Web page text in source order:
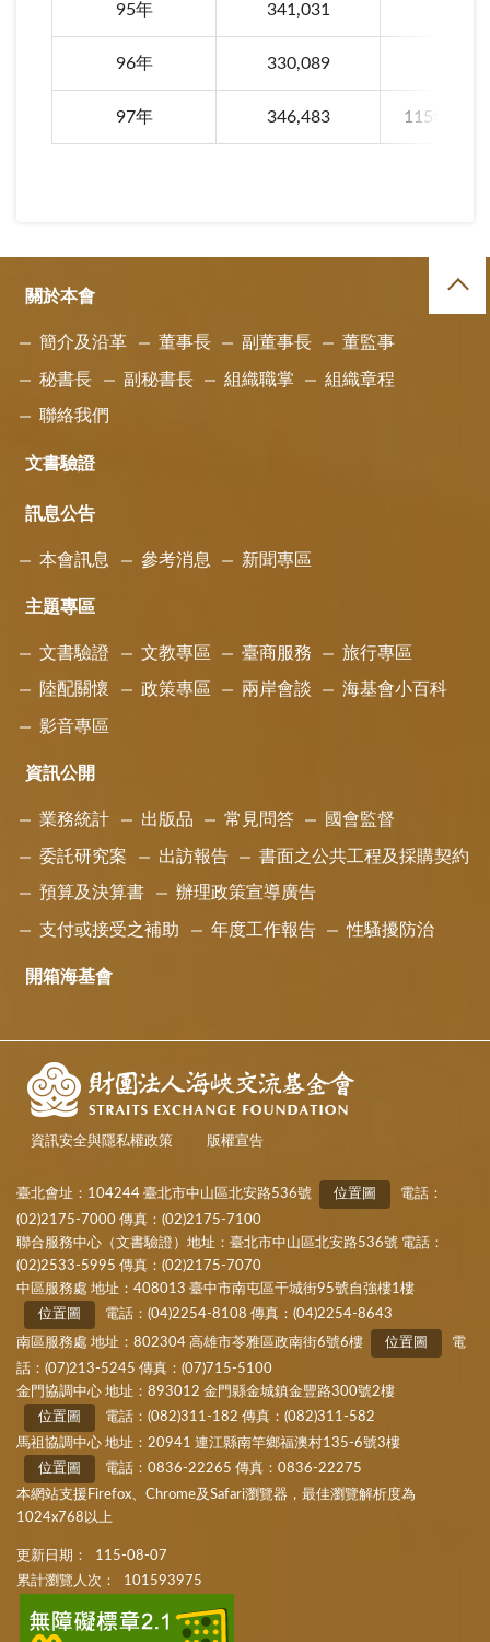
95年 341,031
96年 330,089
97年 346,483 115年(至7
關於本會
簡介及沿革 董事長 副董事長 董監事
秘書長 副秘書長 組織職掌 組織章程
聯絡我們
文書驗證
訊息公告
本會訊息 參考消息 新聞專區
主題專區
文書驗證 文教專區 臺商服務 旅行專區
陸配關懷 政策專區 兩岸會談 海基會小百科
影音專區
資訊公開
業務統計 出版品 常見問答 國會監督
委託研究案 出訪報告 書面之公共工程及採購契約
預算及決算書 辦理政策宣導廣告
支付或接受之補助 年度工作報告 性騷擾防治
開箱海基會
資訊安全與隱私權政策 版權宣告
臺北會址：104244 臺北市中山區北安路536號 位置圖
電話：
(02)2175-7000 傳真：(02)2175-7100
聯合服務中心（文書驗證）地址：臺北市中山區北安路536號 電話：
(02)2533-5995 傳真：(02)2175-7070
中區服務處 地址：408013 臺中市南屯區干城街95號自強樓1樓
位置圖
電話：(04)2254-8108 傳真：(04)2254-8643
南區服務處 地址：802304 高雄市苓雅區政南街6號6樓
位置圖
電
話：(07)213-5245 傳真：(07)715-5100
金門協調中心 地址：893012 金門縣金城鎮金豐路300號2樓
位置圖
電話：(082)311-182 傳真：(082)311-582
馬祖協調中心 地址：20941 連江縣南竿鄉福澳村135-6號3樓
位置圖
電話：0836-22265 傳真：0836-22275
本網站支援Firefox、Chrome及Safari瀏覽器，最佳瀏覽解析度為
1024x768以上
更新日期：
115-08-07
累計瀏覽人次：
101593975